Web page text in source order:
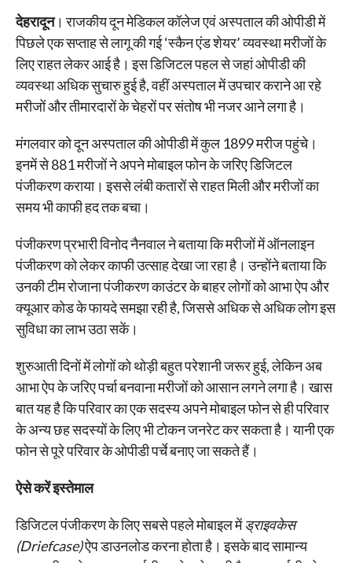
देहरादून। राजकीय दून मेडिकल कॉलेज एवं अस्पताल की ओपीडी में
पिछले एक सप्ताह से लागू की गई ‘स्कैन एंड शेयर’ व्यवस्था मरीजों के
लिए राहत लेकर आई है। इस डिजिटल पहल से जहां ओपीडी की
व्यवस्था अधिक सुचारु हुई है, वहीं अस्पताल में उपचार कराने आ रहे
मरीजों और तीमारदारों के चेहरों पर संतोष भी नजर आने लगा है।
मंगलवार को दून अस्पताल की ओपीडी में कुल 1899 मरीज पहुंचे।
इनमें से 881 मरीजों ने अपने मोबाइल फोन के जरिए डिजिटल
पंजीकरण कराया। इससे लंबी कतारों से राहत मिली और मरीजों का
समय भी काफी हद तक बचा।
पंजीकरण प्रभारी विनोद नैनवाल ने बताया कि मरीजों में ऑनलाइन
पंजीकरण को लेकर काफी उत्साह देखा जा रहा है। उन्होंने बताया कि
उनकी टीम रोजाना पंजीकरण काउंटर के बाहर लोगों को आभा ऐप और
क्यूआर कोड के फायदे समझा रही है, जिससे अधिक से अधिक लोग इस
सुविधा का लाभ उठा सकें।
शुरुआती दिनों में लोगों को थोड़ी बहुत परेशानी जरूर हुई, लेकिन अब
आभा ऐप के जरिए पर्चा बनवाना मरीजों को आसान लगने लगा है। खास
बात यह है कि परिवार का एक सदस्य अपने मोबाइल फोन से ही परिवार
के अन्य छह सदस्यों के लिए भी टोकन जनरेट कर सकता है। यानी एक
फोन से पूरे परिवार के ओपीडी पर्चे बनाए जा सकते हैं।
ऐसे करें इस्तेमाल
डिजिटल पंजीकरण के लिए सबसे पहले मोबाइल मेंड्राइवकेस
(Driefcase)ऐप डाउनलोड करना होता है। इसके बाद सामान्य